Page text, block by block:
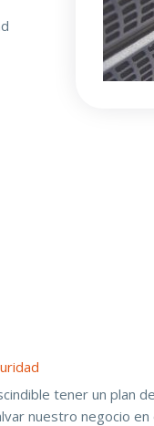
tener un plan
nuestro negocio